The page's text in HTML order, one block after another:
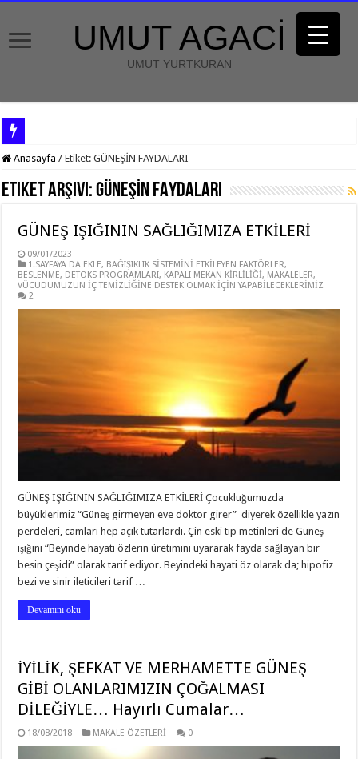
UMUT AGACİ
UMUT YURTKURAN
Anasayfa / Etiket:GÜNEŞİN FAYDALARI
Etiket Arşivi:GÜNEŞİN FAYDALARI
GÜNEŞ IŞIĞININ SAĞLIĞIMIZA ETKİLERİ
09/01/2023
1.SAYFAYA DA EKLE, BAĞIŞIKLIK SİSTEMİNİ ETKİLEYEN FAKTÖRLER,
BESLENME, DETOKS PROGRAMLARI, KAPALI MEKAN KİRLİLİĞİ, MAKALELER,
VÜCUDUMUZUN İÇ TEMİZLİĞİNE DESTEK OLMAK İÇİN YAPABİLECEKLERİMİZ
2
GÜNEŞ IŞIĞININ SAĞLIĞIMIZA ETKİLERİ Çocukluğumuzda
büyüklerimiz “Güneş girmeyen eve doktor girer” diyerek özellikle yazın
perdeleri, camları hep açık tutarlardı. Çin eski tıp metinleri de Güneş
ışığını “Beyinde hayati özlerin üretimini uyararak fayda sağlayan bir
besin çeşidi” olarak tarif ediyor. Beyindeki hayati öz olarak da; hipofiz
bezi ve sinir ileticileri tarif …
Devamını oku
İYİLİK, ŞEFKAT VE MERHAMETTE GÜNEŞ
GİBİ OLANLARIMIZIN ÇOĞALMASI
DİLEĞİYLE… Hayırlı Cumalar…
18/08/2018 MAKALE ÖZETLERİ 0